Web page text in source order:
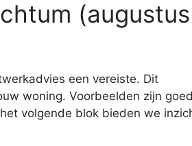
(augustus
een vereiste. Dit
woning. Voorbeelden zijn
volgende blok bieden we